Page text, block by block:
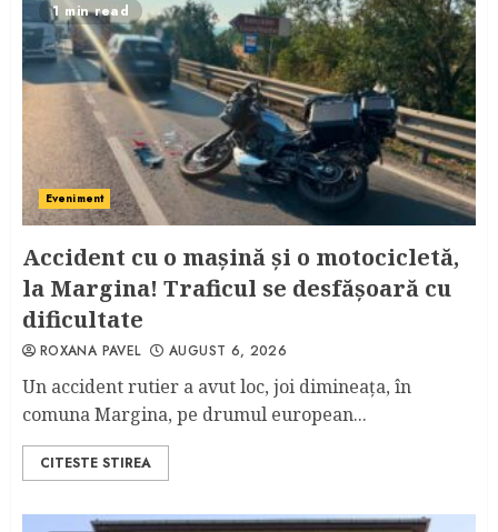
1 min read
Eveniment
Accident cu o maşină şi o motocicletă,
la Margina! Traficul se desfăşoară cu
dificultate
ROXANA PAVEL AUGUST 6, 2026
Un accident rutier a avut loc, joi dimineaţa, în
comuna Margina, pe drumul european...
CITESTE STIREA